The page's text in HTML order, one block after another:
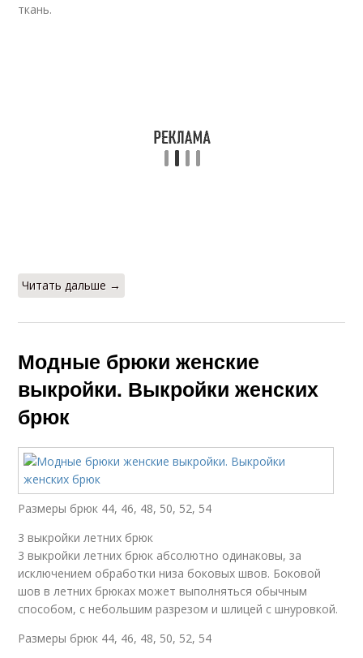
ткань.
Читать дальше →
Модные брюки женские
выкройки. Выкройки женских
брюк
Размеры брюк 44, 46, 48, 50, 52, 54
3 выкройки летних брюк
3 выкройки летних брюк абсолютно одинаковы, за
исключением обработки низа боковых швов. Боковой
шов в летних брюках может выполняться обычным
способом, с небольшим разрезом и шлицей с шнуровкой.
Размеры брюк 44, 46, 48, 50, 52, 54